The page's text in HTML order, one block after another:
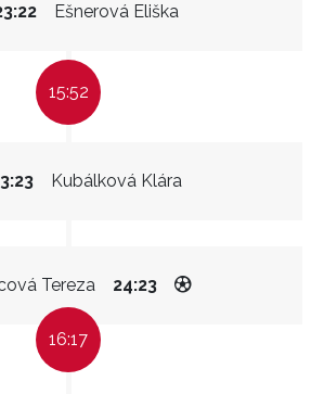
Ešnerová Eliška
15:52
Kubálková Klára
Tereza 24:23
16:17